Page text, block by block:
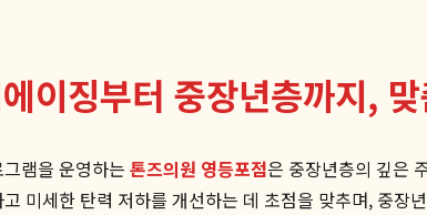
이징부터 중장년층까지,
램을 운영하는 톤즈의원 영등포점은 중장년층의 깊은
미세한 탄력 저하를 개선하는 데 초점을 맞추며, 중